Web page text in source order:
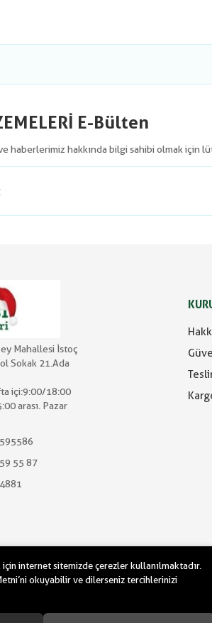
E-Bülten
haberlerimiz hakkında bilgi sahibi olmak için
Mahallesi İstoç
Sokak 21.Ada
içi:9:00/18:00
arası. Pazar
55 87
internet sitemizde çerezler kullanılmaktadır.
okuyabilir ve dilerseniz tercihlerinizi